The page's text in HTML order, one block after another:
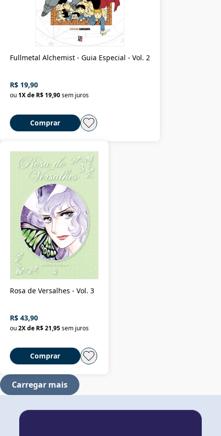
Fullmetal Alchemist - Guia Especial - Vol. 2
R$ 19,90
ou1X de R$ 19,90sem juros
Comprar
Rosa de Versalhes - Vol. 3
R$ 43,90
ou2X de R$ 21,95sem juros
Comprar